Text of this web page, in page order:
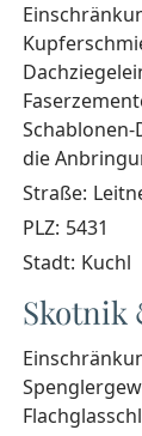
die
Straße:
PLZ: 5431
Stadt: Kuchl
Skotnik